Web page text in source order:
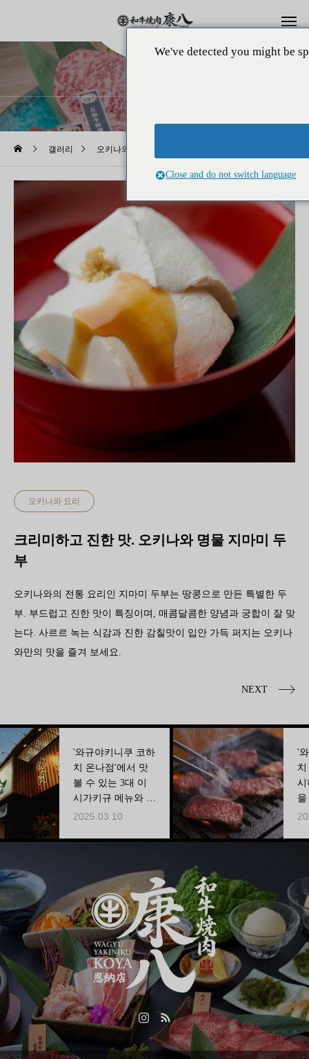
갤러리 오키나와 요리
오키나와 요리
크리미하고 진한 맛. 오키나와 명물 지마미 두
부
오키나와의 전통 요리인 지마미 두부는 땅콩으로 만든 특별한 두
부. 부드럽고 진한 맛이 특징이며, 매콤달콤한 양념과 궁합이 잘 맞
는다. 사르르 녹는 식감과 진한 감칠맛이 입안 가득 퍼지는 오키나
와만의 맛을 즐겨 보세요.
NEXT
'와규야키니쿠 코하
치 온나점'에서 맛
볼 수 있는 3대 이
시가키규 메뉴와 그
매력
2025.03.10
'와규야키
치 온나점'
시하는 고
을 살린 구
의 고안
2025.03.21
We've detected you might be
Close and do not switch language